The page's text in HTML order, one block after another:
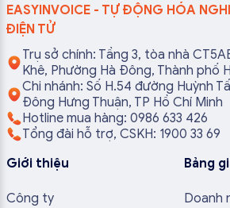
EASYINVOICE - TỰ ĐỘNG HÓA
ĐIỆN TỬ
Trụ sở chính: Tầng 3, tòa nhà
Khê, Phường Hà Đông, Thành phố
Chi nhánh: Số H.54 đường Huỳnh
Đông Hưng Thuận, TP Hồ Chí Minh
Hotline mua hàng: 0986 633 426
Tổng đài hỗ trợ, CSKH: 1900 33 69
Giới thiệu
Công ty
Bảng
Doanh